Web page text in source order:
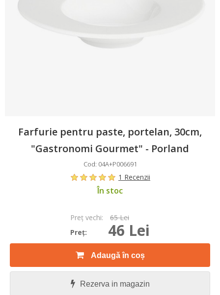
Farfurie pentru paste, portelan, 30cm,
"Gastronomi Gourmet" - Porland
Cod: 04A+P006691
1 Recenzii
În stoc
Preţ vechi:
65 Lei
Preţ:
46 Lei
Adaugă în coș
Rezerva in magazin